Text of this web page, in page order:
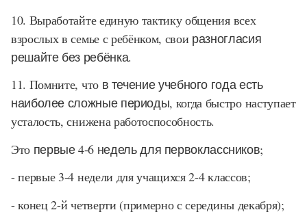
10. Выработайте единую тактику общения всех
взрослых в семье с ребёнком, свои разногласия
решайте без ребёнка.
11. Помните, что в течение учебного года есть
наиболее сложные периоды, когда быстро наступает
усталость, снижена работоспособность.
Это первые 4-6 недель для первоклассников;
- первые 3-4 недели для учащихся 2-4 классов;
- конец 2-й четверти (примерно с середины декабря);